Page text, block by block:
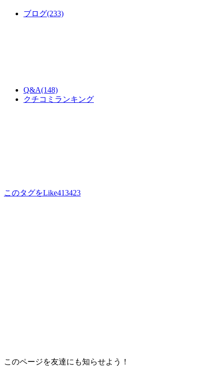
ブログ(233)
Q&A(148)
クチコミランキング
このタグをLike413423
このページを友達にも知らせよう！